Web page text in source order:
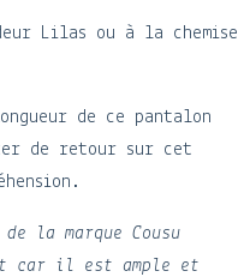
Lilas ou à la chemise
de ce pantalon
de retour sur cet
la marque Cousu
car il est ample et